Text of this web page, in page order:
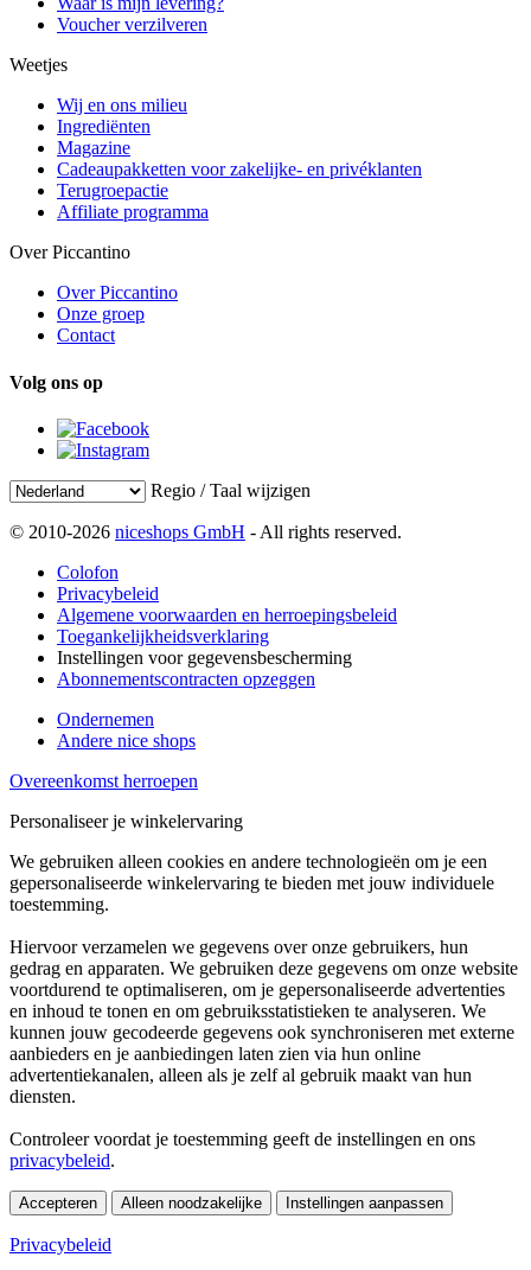
Voucher verzilveren
Weetjes
Wij en ons milieu
Ingrediënten
Magazine
Cadeaupakketten voor zakelijke- en privéklanten
Terugroepactie
Affiliate programma
Over Piccantino
Over Piccantino
Onze groep
Contact
Volg ons op
Regio / Taal wijzigen
© 2010-2026 niceshops GmbH - All rights reserved.
Colofon
Privacybeleid
Algemene voorwaarden en herroepingsbeleid
Toegankelijkheidsverklaring
Instellingen voor gegevensbescherming
Abonnementscontracten opzeggen
Ondernemen
Andere nice shops
Overeenkomst herroepen
Personaliseer je winkelervaring
We gebruiken alleen cookies en andere technologieën om je een
gepersonaliseerde winkelervaring te bieden met jouw individuele
toestemming.
Hiervoor verzamelen we gegevens over onze gebruikers, hun
gedrag en apparaten. We gebruiken deze gegevens om onze website
voortdurend te optimaliseren, om je gepersonaliseerde advertenties
en inhoud te tonen en om gebruiksstatistieken te analyseren. We
kunnen jouw gecodeerde gegevens ook synchroniseren met externe
aanbieders en je aanbiedingen laten zien via hun online
advertentiekanalen, alleen als je zelf al gebruik maakt van hun
diensten.
Controleer voordat je toestemming geeft de instellingen en ons
privacybeleid.
Accepteren Alleen noodzakelijke Instellingen aanpassen
Privacybeleid